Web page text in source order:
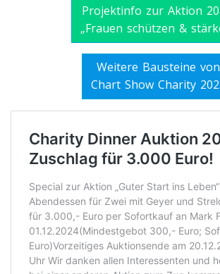
Projektinfo zur Aktion
„Frauen schützen &
Weitere Bausteine von
Chart Show Charity